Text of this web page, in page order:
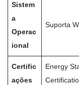
Sistem
a
Operac
ional
Suporta
Certific
ações
Energy